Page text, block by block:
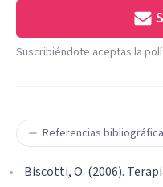
Suscribiéndote aceptas la
Referencias
Biscotti, O. (2006).